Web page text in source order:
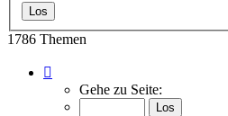
1786 Themen
von
Gehe zu Seite: